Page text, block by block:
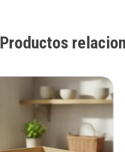
Productos